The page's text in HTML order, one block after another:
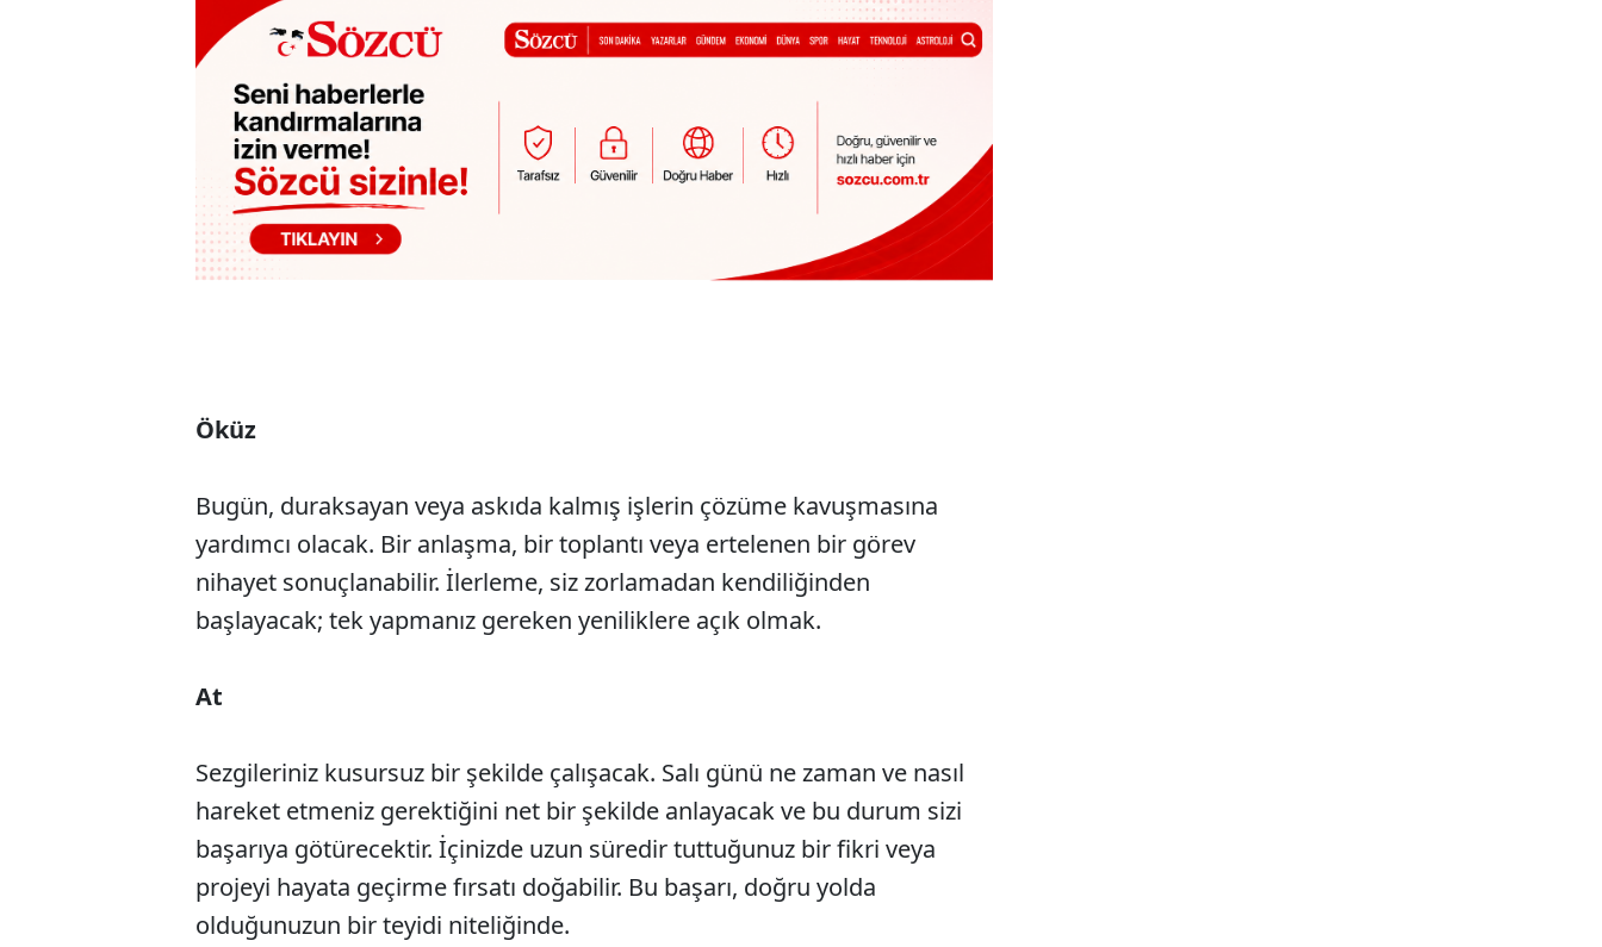
Öküz
Bugün, duraksayan veya askıda kalmış işlerin çözüme kavuşmasına
yardımcı olacak. Bir anlaşma, bir toplantı veya ertelenen bir görev
nihayet sonuçlanabilir. İlerleme, siz zorlamadan kendiliğinden
başlayacak; tek yapmanız gereken yeniliklere açık olmak.
At
Sezgileriniz kusursuz bir şekilde çalışacak. Salı günü ne zaman ve nasıl
hareket etmeniz gerektiğini net bir şekilde anlayacak ve bu durum sizi
başarıya götürecektir. İçinizde uzun süredir tuttuğunuz bir fikri veya
projeyi hayata geçirme fırsatı doğabilir. Bu başarı, doğru yolda
olduğunuzun bir teyidi niteliğinde.